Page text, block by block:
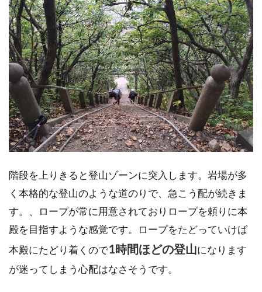
階段を上りきると登山ゾーンに突入します。岩場が多
く本格的な登山のような道のりで、急こう配が続きま
す。、ロープが常に用意されておりロープを頼りに本
殿を目指すような感覚です。ロープをたどっていけば
本殿にたどり着くので1時間ほどの登山になります
が迷ってしまう心配はなさそうです。